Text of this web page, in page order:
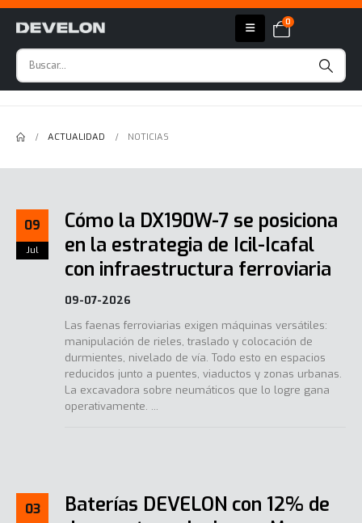
0
ACTUALIDAD NOTICIAS
09
Jul
Cómo la DX190W-7 se posiciona
en la estrategia de Icil-Icafal
con infraestructura ferroviaria
09-07-2026
Las faenas ferroviarias exigen máquinas versátiles:
manipulación de rieles, traslado y colocación de
durmientes, nivelado de vía. Todo esto en espacios
reducidos junto a puentes, viaductos y zonas urbanas.
La excavadora sobre neumáticos que lo logre gana
operativamente. ...
03
Baterías DEVELON con 12% de